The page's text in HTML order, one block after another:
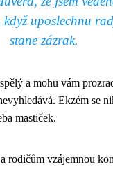
když uposlechnu
stane zázrak.
a mohu vám
Ekzém se
mastiček.
rodičům vzájemnou